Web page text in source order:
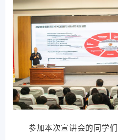
参加本次宣讲会的同学